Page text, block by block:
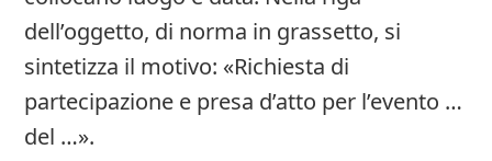
dell’oggetto, di norma in grassetto, si
sintetizza il motivo: «Richiesta di
partecipazione e presa d’atto per l’evento …
del …».